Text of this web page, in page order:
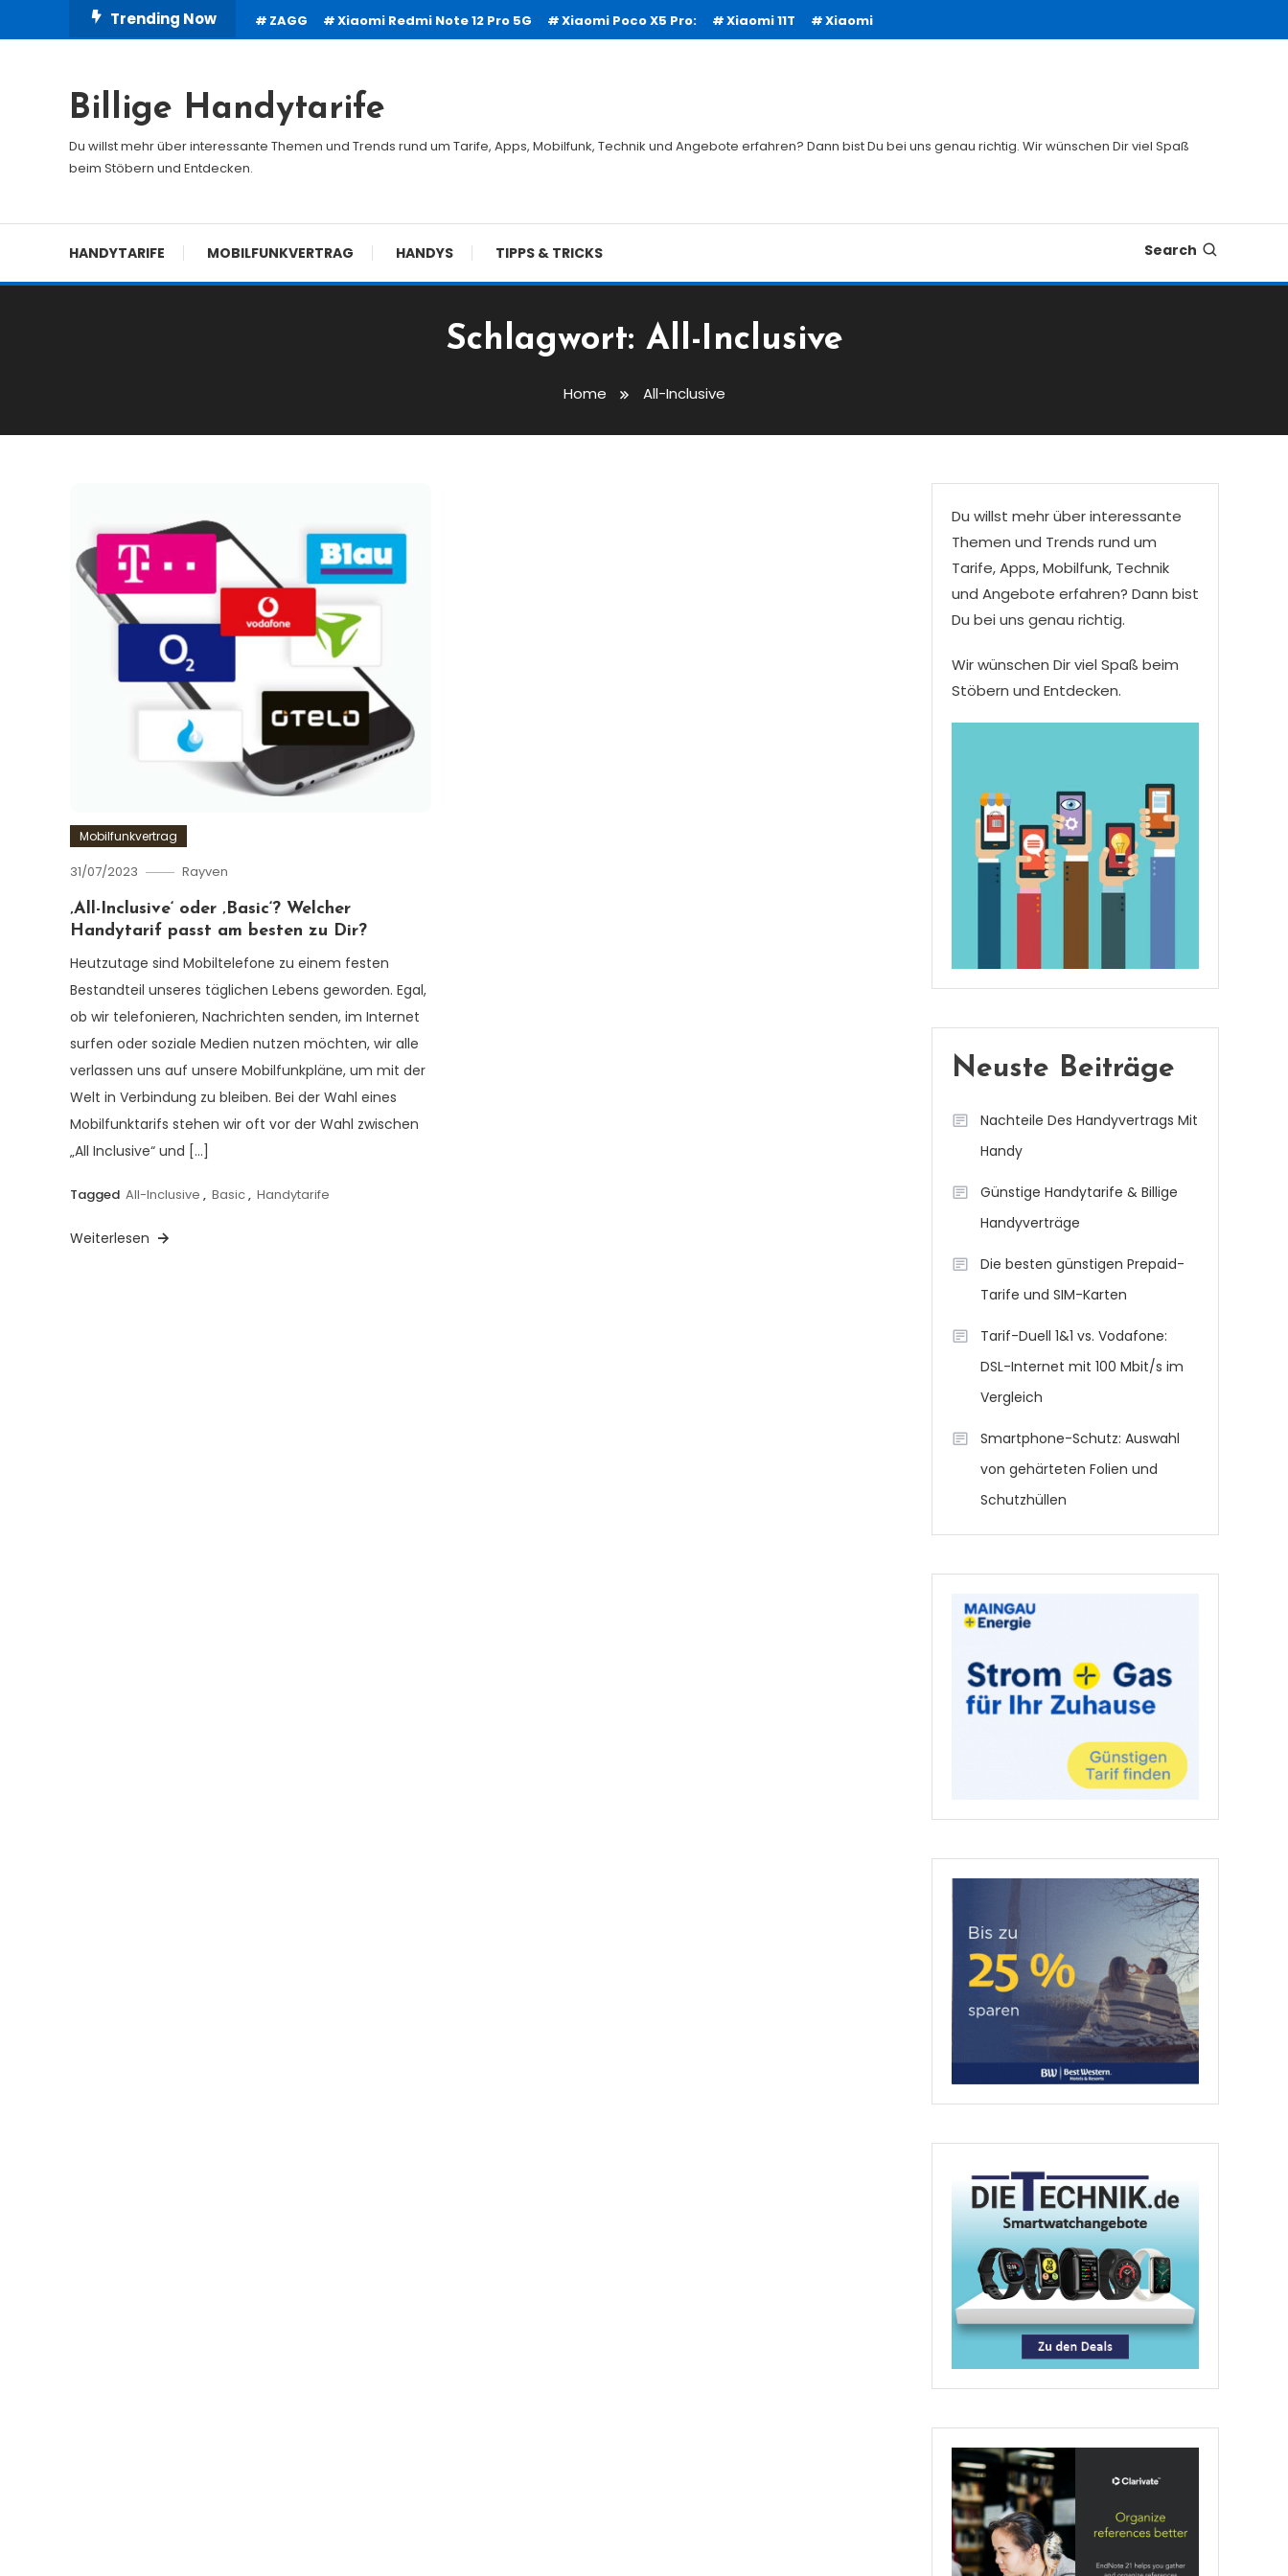
To
Trending Now ZAGG Xiaomi Redmi Note 12 Pro 5G Xiaomi Poco X5 Pro: Xiaomi 11T Xiaomi
Billige Handytarife
Du willst mehr über interessante Themen und Trends rund um Tarife, Apps, Mobilfunk, Technik und Angebote erfahren? Dann bist Du bei uns genau richtig. Wir wünschen Dir viel Spaß
beim Stöbern und Entdecken.
HANDYTARIFE MOBILFUNKVERTRAG HANDYS TIPPS & TRICKS Search
Schlagwort: All-Inclusive
Home All-Inclusive
Mobilfunkvertrag
31/07/2023 Rayven
‚All-Inclusive‘ oder ‚Basic‘? Welcher
Handytarif passt am besten zu Dir?
Heutzutage sind Mobiltelefone zu einem festen
Bestandteil unseres täglichen Lebens geworden. Egal,
ob wir telefonieren, Nachrichten senden, im Internet
surfen oder soziale Medien nutzen möchten, wir alle
verlassen uns auf unsere Mobilfunkpläne, um mit der
Welt in Verbindung zu bleiben. Bei der Wahl eines
Mobilfunktarifs stehen wir oft vor der Wahl zwischen
„All Inclusive“ und […]
Tagged All-Inclusive , Basic, Handytarife
Weiterlesen
Du willst mehr über interessante
Themen und Trends rund um
Tarife, Apps, Mobilfunk, Technik
und Angebote erfahren? Dann bist
Du bei uns genau richtig.
Wir wünschen Dir viel Spaß beim
Stöbern und Entdecken.
Neuste Beiträge
Nachteile Des Handyvertrags Mit
Handy
Günstige Handytarife & Billige
Handyverträge
Die besten günstigen Prepaid-
Tarife und SIM-Karten
Tarif-Duell 1&1 vs. Vodafone:
DSL-Internet mit 100 Mbit/s im
Vergleich
Smartphone-Schutz: Auswahl
von gehärteten Folien und
Schutzhüllen